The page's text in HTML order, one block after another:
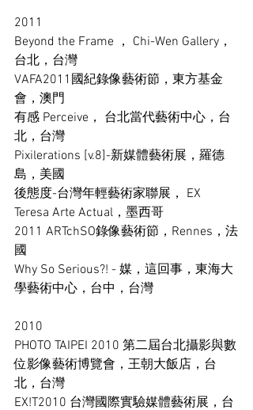
2011
Beyond the Frame ， Chi-Wen Gallery，
台北，台灣
VAFA2011國紀錄像藝術節，東方基金
會，澳門
有感 Perceive， 台北當代藝術中心，台
北，台灣
Pixilerations [v.8]-新媒體藝術展，羅德
島，美國
後態度-台灣年輕藝術家聯展， EX
Teresa Arte Actual，墨西哥
2011 ARTchSO錄像藝術節，Rennes，法
國
Why So Serious?! - 媒，這回事，東海大
學藝術中心，台中，台灣
2010
PHOTO TAIPEI 2010 第二屆台北攝影與數
位影像藝術博覽會，王朝大飯店，台
北，台灣
EX!T2010 台灣國際實驗媒體藝術展，台